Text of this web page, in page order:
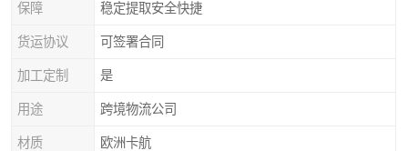
保障 稳定提取安全快捷
货运协议 可签署合同
加工定制 是
用途 跨境物流公司
材质 欧洲卡航